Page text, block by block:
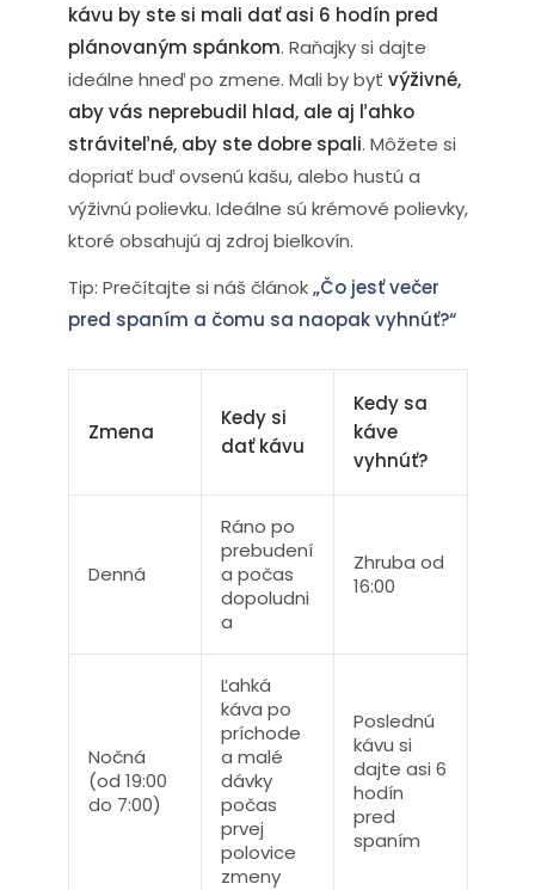
kávu by ste si mali dať asi 6 hodín pred
plánovaným spánkom. Raňajky si dajte
ideálne hneď po zmene. Mali by byť výživné,
aby vás neprebudil hlad, ale aj ľahko
stráviteľné, aby ste dobre spali. Môžete si
dopriať buď ovsenú kašu, alebo hustú a
výživnú polievku. Ideálne sú krémové polievky,
ktoré obsahujú aj zdroj bielkovín.
Tip: Prečítajte si náš článok„Čo jesť večer
pred spaním a čomu sa naopak vyhnúť?“
Zmena
Kedy si
dať kávu
Kedy sa
káve
vyhnúť?
Denná
Ráno po
prebudení
a počas
dopoludni
a
Zhruba od
16:00
Nočná
(od 19:00
do 7:00)
Ľahká
káva po
príchode
a malé
dávky
počas
prvej
polovice
zmeny
Poslednú
kávu si
dajte asi 6
hodín
pred
spaním